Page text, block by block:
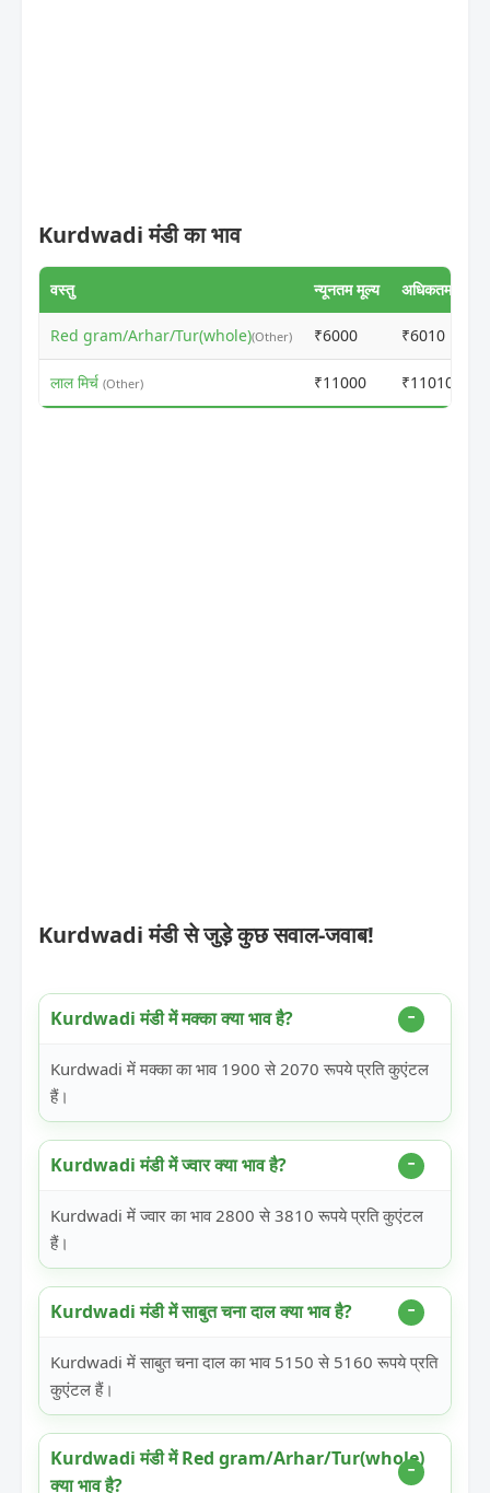
Kurdwadi मंडी का भाव
वस्तु न्यूनतम मूल्य अधिकतम मूल्य
Red gram/Arhar/Tur(whole)(Other) ₹6000 ₹6010
लाल मिर्च (Other) ₹11000 ₹11010
Kurdwadi मंडी से जुड़े कुछ सवाल-जवाब!
Kurdwadi मंडी में मक्का क्या भाव है?
Kurdwadi में मक्का का भाव 1900 से 2070 रूपये प्रति कुएंटल
हैं।
Kurdwadi मंडी में ज्वार क्या भाव है?
Kurdwadi में ज्वार का भाव 2800 से 3810 रूपये प्रति कुएंटल
हैं।
Kurdwadi मंडी में साबुत चना दाल क्या भाव है?
Kurdwadi में साबुत चना दाल का भाव 5150 से 5160 रूपये प्रति
कुएंटल हैं।
Kurdwadi मंडी में Red gram/Arhar/Tur(whole)
क्या भाव है?